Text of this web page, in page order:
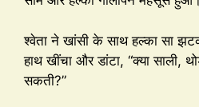
श्वेता ने खांसी के साथ हल्का सा
हाथ खींचा और डांटा, “क्या साली,
सकती?”